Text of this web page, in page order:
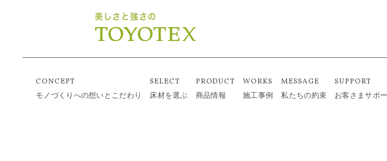
CONCEPT
モノづくりへの想いとこだわり
SELECT
床材を選ぶ
PRODUCT
商品情報
WORKS
施工事例
MESSAGE
私たちの約束
SUPPORT
お客さまサポ